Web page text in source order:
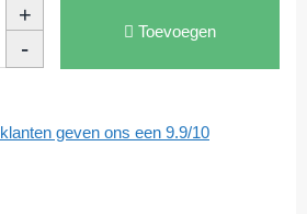
+
-
Toevoegen
klanten geven ons een 9.9/10